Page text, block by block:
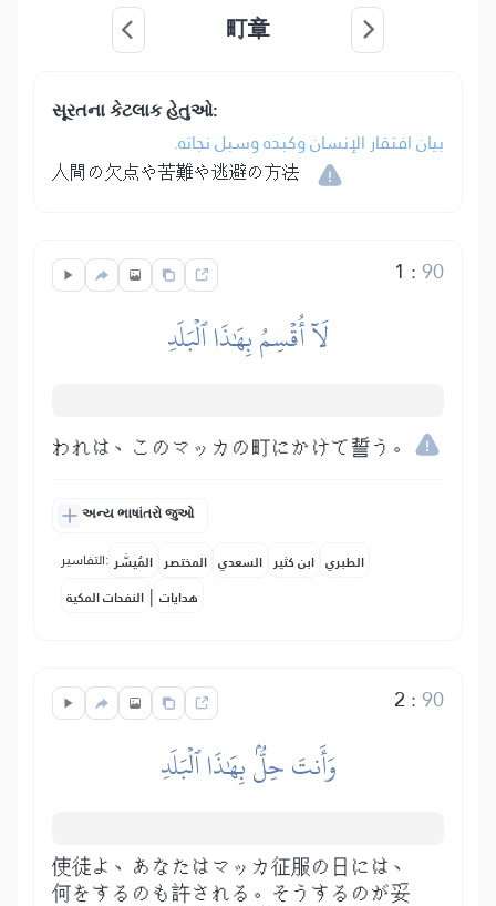
町章
સૂરતના કેટલાક હેતુઓ:
بيان افتقار الإنسان وكبده وسبل نجاته.
人間の欠点や苦難や逃避の方法
1 :90
لَآ أُقۡسِمُ بِهَٰذَا ٱلۡبَلَدِ
われは、このマッカの町にかけて誓う。
અન્ય ભાષાંતરો જુઓ
التفاسير: المُيسَّر المختصر السعدي ابن كثير الطبري
النفحات المكية | هدايات
2 :90
وَأَنتَ حِلُّۢ بِهَٰذَا ٱلۡبَلَدِ
使徒よ、あなたはマッカ征服の日には、
何をするのも許される。そうするのが妥